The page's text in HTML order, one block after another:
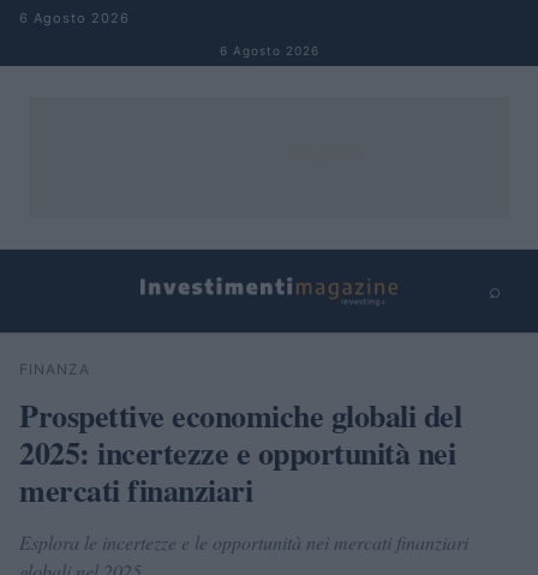
Salta al contenuto
6 Agosto 2026
6 Agosto 2026
⌕
Cerca
FINANZA
Prospettive economiche globali del
2025: incertezze e opportunità nei
mercati finanziari
Esplora le incertezze e le opportunità nei mercati finanziari